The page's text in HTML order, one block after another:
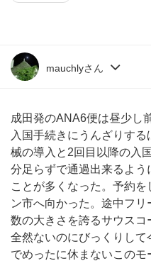
mauchlyさん
成田発のANA6便は昼少し
入国手続きにうんざりす
械の導入と2回目以降の入
分足らずで通過出来るよ
ことが多くなった。予約
ン市へ向かった。途中フ
数の大きさを誇るサウス
全然ないのにびっくりし
でめったに休まないこの